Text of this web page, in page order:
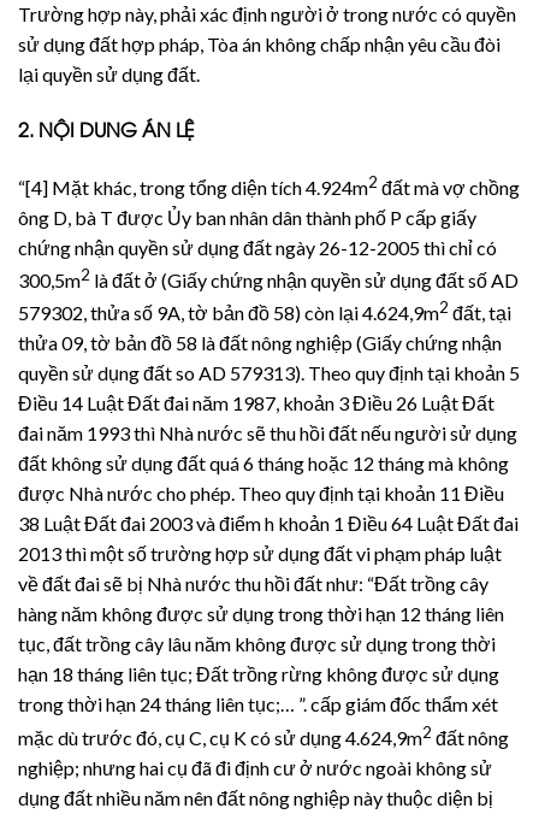
Trường hợp này, phải xác định người ở trong nước có quyền
sử dụng đất hợp pháp, Tòa án không chấp nhận yêu cầu đòi
lại quyền sử dụng đất.
2. NỘI DUNG ÁN LỆ
“[4] Mặt khác, trong tổng diện tích 4.924m2 đất mà vợ chồng
ông D, bà T được Ủy ban nhân dân thành phố P cấp giấy
chứng nhận quyền sử dụng đất ngày 26-12-2005 thì chỉ có
300,5m2 là đất ở (Giấy chứng nhận quyền sử dụng đất số AD
579302, thửa số 9A, tờ bản đồ 58) còn lại 4.624,9m2 đất, tại
thửa 09, tờ bản đồ 58 là đất nông nghiệp (Giấy chứng nhận
quyền sử dụng đất so AD 579313). Theo quy định tại khoản 5
Điều 14 Luật Đất đai năm 1987, khoản 3 Điều 26 Luật Đất
đai năm 1993 thì Nhà nước sẽ thu hồi đất nếu người sử dụng
đất không sử dụng đất quá 6 tháng hoặc 12 tháng mà không
được Nhà nước cho phép. Theo quy định tại khoản 11 Điều
38 Luật Đất đai 2003 và điểm h khoản 1 Điều 64 Luật Đất đai
2013 thì một số trường hợp sử dụng đất vi phạm pháp luật
về đất đai sẽ bị Nhà nước thu hồi đất như: “Đất trồng cây
hàng năm không được sử dụng trong thời hạn 12 tháng liên
tục, đất trồng cây lâu năm không được sử dụng trong thời
hạn 18 tháng liên tục; Đất trồng rừng không được sử dụng
trong thời hạn 24 tháng liên tục;… ”. cấp giám đốc thẩm xét
mặc dù trước đó, cụ C, cụ K có sử dụng 4.624,9m2 đất nông
nghiệp; nhưng hai cụ đã đi định cư ở nước ngoài không sử
dụng đất nhiều năm nên đất nông nghiệp này thuộc diện bị